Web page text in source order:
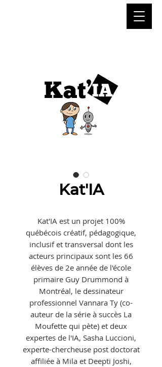
Kat'IA
Kat'IA est un projet 100%
québécois créatif, pédagogique,
inclusif et transversal dont les
acteurs principaux sont les 66
élèves de 2e année de l'école
primaire Guy Drummond à
Montréal, le dessinateur
professionnel Vannara Ty (co-
auteur de la série à succès La
Moufette qui pète) et deux
expertes de l'IA, Sasha Luccioni,
experte-chercheuse post doctorat
affiliée à Mila et Deepti Joshi,